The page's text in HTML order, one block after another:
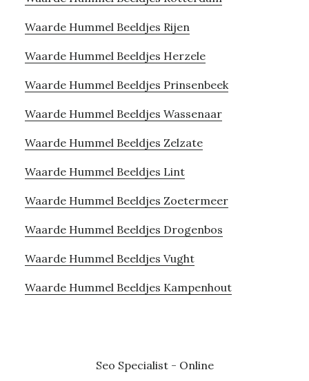
Waarde Hummel Beeldjes Rijen
Waarde Hummel Beeldjes Herzele
Waarde Hummel Beeldjes Prinsenbeek
Waarde Hummel Beeldjes Wassenaar
Waarde Hummel Beeldjes Zelzate
Waarde Hummel Beeldjes Lint
Waarde Hummel Beeldjes Zoetermeer
Waarde Hummel Beeldjes Drogenbos
Waarde Hummel Beeldjes Vught
Waarde Hummel Beeldjes Kampenhout
Seo Specialist - Online